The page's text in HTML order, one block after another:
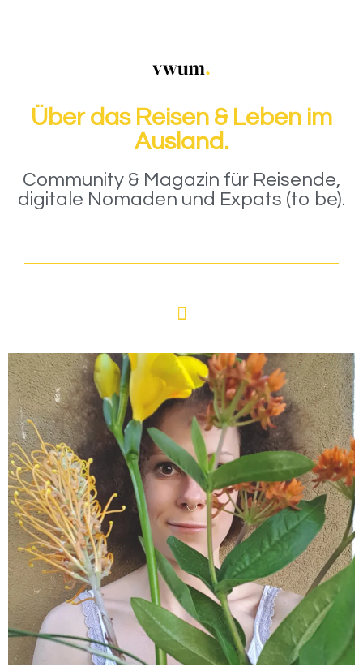
Über das Reisen & Leben im
Ausland.
Community & Magazin für Reisende,
digitale Nomaden und Expats (to be).